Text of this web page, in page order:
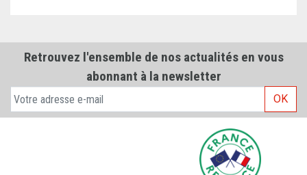
Retrouvez l'ensemble de nos actualités en vous
abonnant à la newsletter
OK